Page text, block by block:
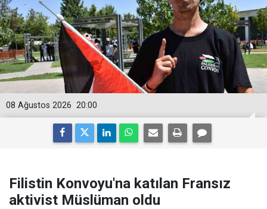
20:00
08 Ağustos 2026
Filistin Konvoyu'na katılan Fransız
aktivist Müslüman oldu